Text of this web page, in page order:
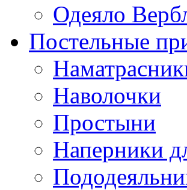
Одеяло
Постельные
Наволочки
Простыни
Наперники